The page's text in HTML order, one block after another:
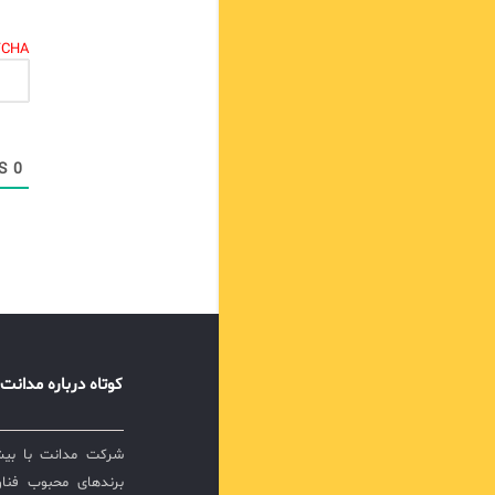
0
COMMENTS
کوتاه درباره مدانت
برندهای محبوب